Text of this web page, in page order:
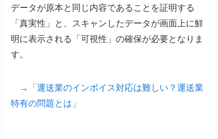
データが原本と同じ内容であることを証明する
「真実性」と、スキャンしたデータが画面上に鮮
明に表示される「可視性」の確保が必要となりま
す。
→「運送業のインボイス対応は難しい？運送業
特有の問題とは」